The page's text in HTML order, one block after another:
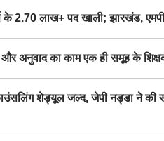
2.70 लाख+ पद खाली; झारखंड, एमपी
अनुवाद का काम एक ही समूह के
शेड्यूल जल्द, जेपी नड्डा ने की